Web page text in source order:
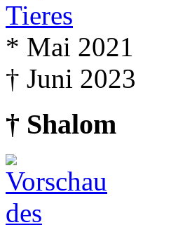
* Mai 2021
† Juni 2023
† Shalom